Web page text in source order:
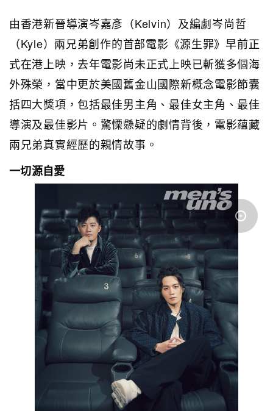
由香港新晉導演岑嘉彥（Kelvin）及編劇岑尚哲
（Kyle）兩兄弟創作的首部電影《源生罪》早前正
式在港上映，去年電影尚未正式上映已斬獲多個海
外殊榮，當中更於美國舊金山國際新概念電影節囊
括四大獎項，包括最佳男主角、最佳女主角、最佳
導演及最佳影片。驚慄懸疑的劇情背後，電影蘊藏
兩兄弟真實經歷的親情故事。
一切源自愛